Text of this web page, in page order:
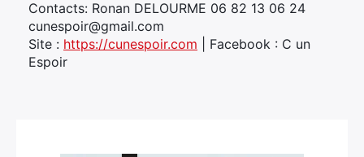
Contacts: Ronan DELOURME 06 82 13 06 24
cunespoir@gmail.com
Site : https://cunespoir.com | Facebook : C un
Espoir